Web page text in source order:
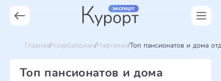
Главная Азербайджан Нафталан Топ пансионатов и дома
Топ пансионатов и дома